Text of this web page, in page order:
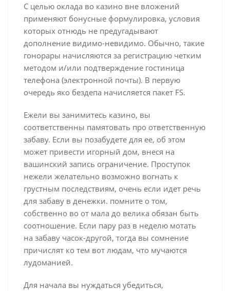
С целью оклада во казино вне вложений
применяют бонусные формулировка, условия
которых отнюдь не предугадывают
дополнение видимо-невидимо. Обычно, такие
гонорары начисляются за регистрацию четким
методом и/или подтверждение гостиница
телефона (электронной почты). В первую
очередь яко бездепа начисляется пакет FS.
Ежели вы занимитесь казино, вы
соответственны памятовать про ответственную
забаву. Если вы позабудете для ее, об этом
может привести игорный дом, внеся на
вашинский запись ограничение. Проступок
нежели желательно возможно вогнать к
грустным последствиям, очень если идет речь
для забаву в денежки. помните о том,
собственно во от мала до велика обязан быть
соотношение. Если пару раз в неделю мотать
на забаву часок-другой, тогда вы сомнение
причислят ко тем вот людам, что мучаются
лудоманией.
Для начала вы нуждаться убедиться,